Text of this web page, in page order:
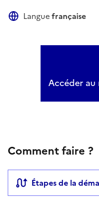
Languefrançaise
Accéder
Comment faire ?
Étapes de la